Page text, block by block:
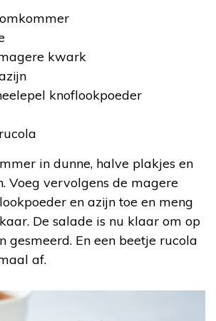
kwark
knoflookpoeder
in dunne, halve plakjes en
Voeg vervolgens de magere
en azijn toe en meng
De salade is nu klaar om op
gesmeerd. En een beetje rucola
af.